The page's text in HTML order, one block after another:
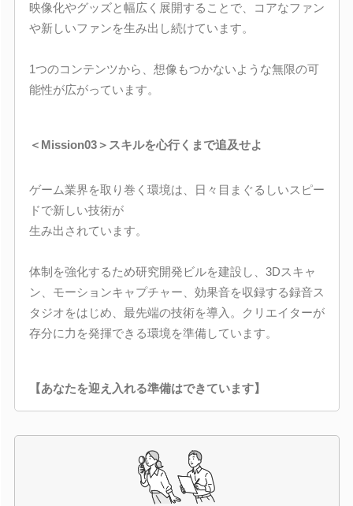
映像化やグッズと幅広く展開することで、コアなファン
や新しいファンを生み出し続けています。
1つのコンテンツから、想像もつかないような無限の可
能性が広がっています。
＜Mission03＞スキルを心行くまで追及せよ
ゲーム業界を取り巻く環境は、日々目まぐるしいスピー
ドで新しい技術が
生み出されています。
体制を強化するため研究開発ビルを建設し、3Dスキャ
ン、モーションキャプチャー、効果音を収録する録音ス
タジオをはじめ、最先端の技術を導入。クリエイターが
存分に力を発揮できる環境を準備しています。
【あなたを迎え入れる準備はできています】